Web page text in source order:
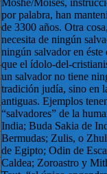
Moshé/Moisés,
por palabra, han
de 3300 años. Otra
necesita de ningún
ningún salvador en
que el ídolo-del-
un salvador no tiene
tradición judía, sino en
antiguas. Ejemplos
“salvadores” de la
India; Buda Sakia de
Bermudas; Zulis, o
de Egipto; Odin de
Caldea; Zoroastro y